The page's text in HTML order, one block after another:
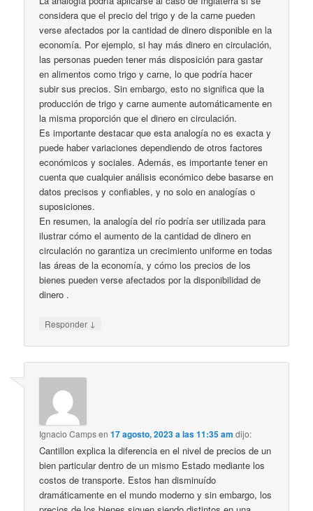
considera que el precio del trigo y de la carne pueden
verse afectados por la cantidad de dinero disponible en la
economía. Por ejemplo, si hay más dinero en circulación,
las personas pueden tener más disposición para gastar
en alimentos como trigo y carne, lo que podría hacer
subir sus precios. Sin embargo, esto no significa que la
producción de trigo y carne aumente automáticamente en
la misma proporción que el dinero en circulación.
Es importante destacar que esta analogía no es exacta y
puede haber variaciones dependiendo de otros factores
económicos y sociales. Además, es importante tener en
cuenta que cualquier análisis económico debe basarse en
datos precisos y confiables, y no solo en analogías o
suposiciones.
En resumen, la analogía del río podría ser utilizada para
ilustrar cómo el aumento de la cantidad de dinero en
circulación no garantiza un crecimiento uniforme en todas
las áreas de la economía, y cómo los precios de los
bienes pueden verse afectados por la disponibilidad de
dinero .
Responder ↓
Ignacio Campsen17 agosto, 2023 a las 11:35 am dijo:
Cantillon explica la diferencia en el nivel de precios de un
bien particular dentro de un mismo Estado mediante los
costos de transporte. Estos han disminuído
dramáticamente en el mundo moderno y sin embargo, los